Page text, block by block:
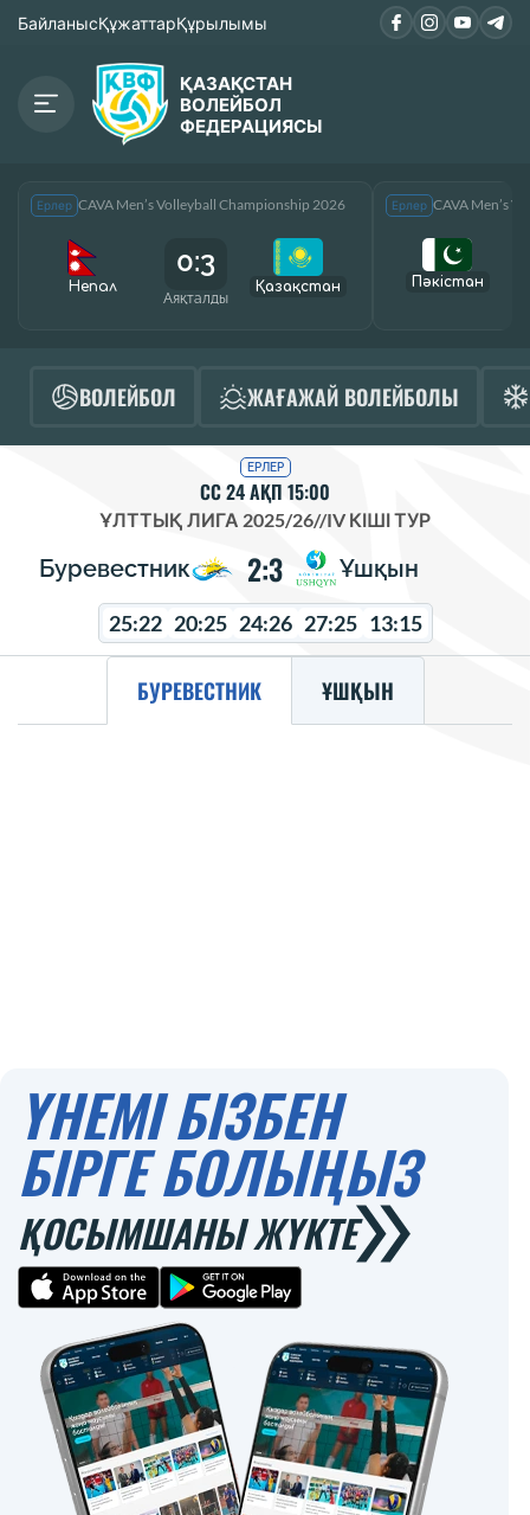
БайланысҚұжаттарҚұрылымы
ҚАЗАҚСТАН
ВОЛЕЙБОЛ
ФЕДЕРАЦИЯСЫ
Ерлер CAVA Men’s Volleyball Championship 2026
Непал
0:3
Аяқталды
Қазақcтан
Ерлер CAVA Men’s
Пәкістан
ВОЛЕЙБОЛ ЖАҒАЖАЙ ВОЛЕЙБОЛЫ
ЕРЛЕР
СС 24 АҚП 15:00
ҰЛТТЫҚ ЛИГА 2025/26//IV КІШІ ТУР
Буревестник 2:3 Ұшқын
25:22 20:25 24:26 27:25 13:15
БУРЕВЕСТНИК ҰШҚЫН
ҮНЕМІ БІЗБЕН
БІРГЕ БОЛЫҢЫЗ
ҚОСЫМШАНЫ ЖҮКТЕ